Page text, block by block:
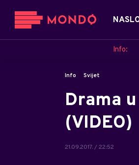
Info:
Info Svijet
Drama
(VIDEO)
21.09.2017. / 22:52